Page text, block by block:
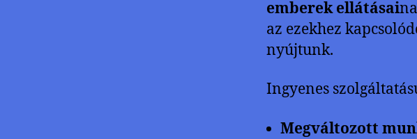
emberek ellátásai
az ezekhez
nyújtunk.
Ingyenes
Megváltozott